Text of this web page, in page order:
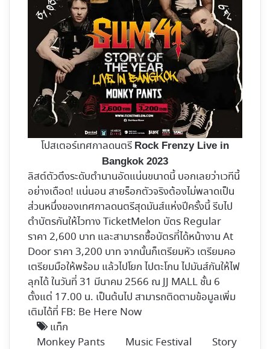
โปสเตอร์เทศกาลดนตรี Rock Frenzy Live in
Bangkok 2023
ลิสต์ตัวตึงระดับตำนานอัดแน่นขนาดนี้ บอกเลยว่าเวทีนี้
อย่างเดือด! แน่นอน สายร็อกตัวจริงต้องไม่พลาดเป็น
ส่วนหนึ่งของเทศกาลดนตรีสุดมันส์แห่งปีครั้งนี้ รีบไป
ตำบัตรกันให้ไวทางTicketMelon บัตร Regular
ราคา 2,600 บาท และสามารถซื้อบัตรที่ได้หน้างาน At
Door ราคา 3,200 บาท จากนั้นก็เตรียมหัว เตรียมคอ
เตรียมมือให้พร้อม แล้วไปโยก ไปตะโกน ไปมันส์กันให้ไฟ
ลุกได้ ในวันที่ 31 มีนาคม 2566 ณ JJ MALL ชั้น 6
ตั้งแต่ 17.00 น. เป็นต้นไป สามารถติดตามข้อมูลเพิ่ม
เติมได้ที่ FB: Be Here Now
แท็ก
Monkey Pants
Music Festival
Story